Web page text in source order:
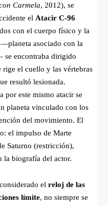
Carmela, 2012), se
el Atacir C-96
con el cuerpo físico y la
—planeta asociado con la
se encontraba dirigido
rige el cuello y las vértebras
resultó lesionada.
por este mismo atacir se
planeta vinculado con los
del movimiento. El
el impulso de Marte
Saturno (restricción),
la biografía del actor.
el reloj de las
límite, no siempre se